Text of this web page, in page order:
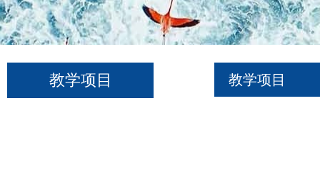
教学项目 教学项目